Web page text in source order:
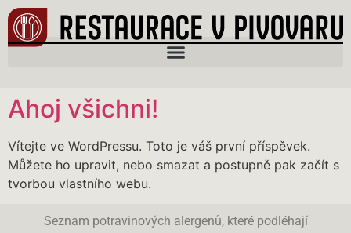
Ahoj všichni!
Vítejte ve WordPressu. Toto je váš první příspěvek.
Můžete ho upravit, nebo smazat a postupně pak začít s
tvorbou vlastního webu.
Seznam potravinových alergenů, které podléhají